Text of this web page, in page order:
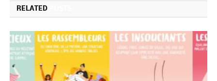
RELATED